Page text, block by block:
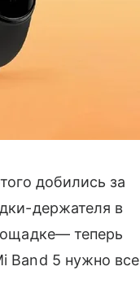
добились за
держателя в
теперь
Band 5 нужно все